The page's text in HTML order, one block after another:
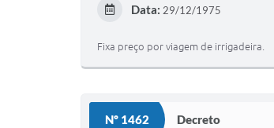
Data: 29/12/1975
Fixa preço por viagem de irrigadeira.
Nº 1462 Decreto